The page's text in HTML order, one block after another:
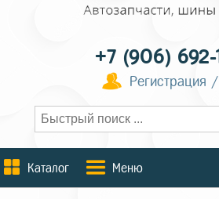
+7 (906) 692-
Регистрация
Каталог Меню